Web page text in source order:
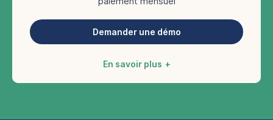
Demander une démo
En savoir plus